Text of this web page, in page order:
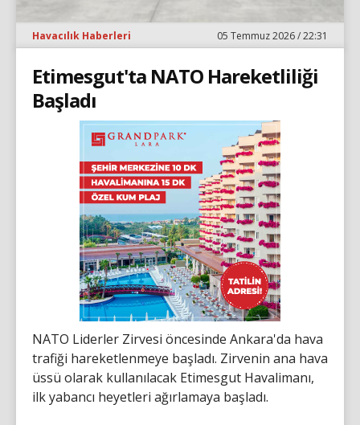
Havacılık Haberleri 05 Temmuz 2026 / 22:31
Etimesgut'ta NATO Hareketliliği
Başladı
NATO Liderler Zirvesi öncesinde Ankara'da hava
trafiği hareketlenmeye başladı. Zirvenin ana hava
üssü olarak kullanılacak Etimesgut Havalimanı,
ilk yabancı heyetleri ağırlamaya başladı.